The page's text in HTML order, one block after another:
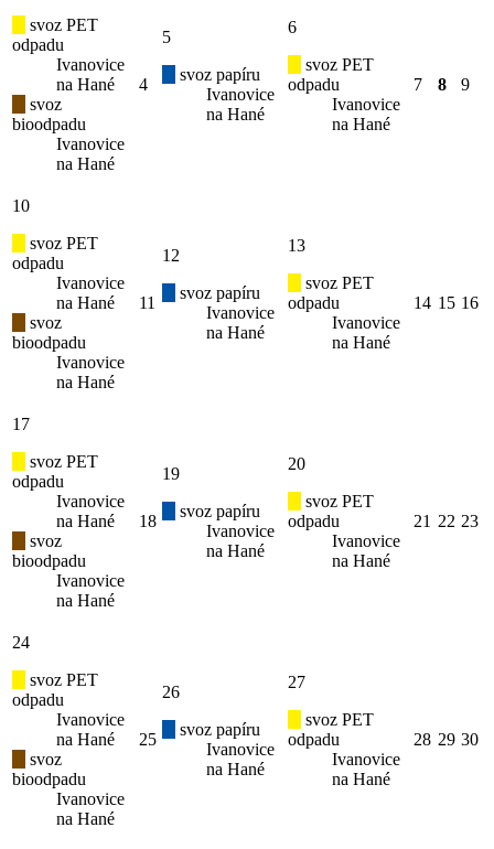
svoz PET
odpadu
Ivanovice
na Hané
svoz
bioodpadu
Ivanovice
na Hané
4
5
svoz papíru
Ivanovice
na Hané
6
svoz PET
odpadu
Ivanovice
na Hané
7 8 9
10
svoz PET
odpadu
Ivanovice
na Hané
svoz
bioodpadu
Ivanovice
na Hané
11
12
svoz papíru
Ivanovice
na Hané
13
svoz PET
odpadu
Ivanovice
na Hané
14 15 16
17
svoz PET
odpadu
Ivanovice
na Hané
svoz
bioodpadu
Ivanovice
na Hané
18
19
svoz papíru
Ivanovice
na Hané
20
svoz PET
odpadu
Ivanovice
na Hané
21 22 23
24
svoz PET
odpadu
Ivanovice
na Hané
svoz
bioodpadu
Ivanovice
na Hané
25
26
svoz papíru
Ivanovice
na Hané
27
svoz PET
odpadu
Ivanovice
na Hané
28 29 30